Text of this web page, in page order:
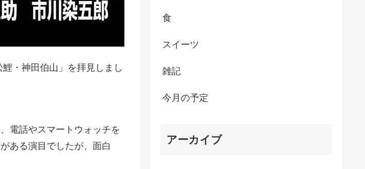
・神田伯山」を拝見しまし
電話やスマートウォッチを
ある演目でしたが、面白
食
スイーツ
雑記
今月の予定
アーカイブ